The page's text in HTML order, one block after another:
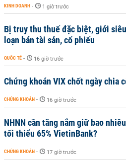
KINH DOANH - 1 giờ trước
Bị truy thu thuế đặc biệt, giới
loạn bán tài sản, cổ phiếu
QUỐC TẾ - 16 giờ trước
Chứng khoán VIX chốt ngày chia
CHỨNG KHOÁN - 16 giờ trước
NHNN cần tăng nắm giữ bao
tối thiểu 65% VietinBank?
CHỨNG KHOÁN - 17 giờ trước